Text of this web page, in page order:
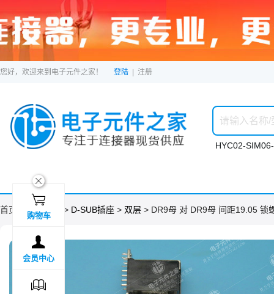
您好，欢迎来到电子元件之家！ 登陆 注册
HYC02-
首页 > 分类目录 > D-SUB插座 > 双层 > DR9母 对 DR9母 间距19.05 锁
ဆ

购物车

会员中心
